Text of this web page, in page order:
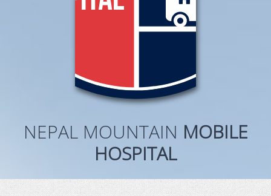
NEPAL MOUNTAIN MOBILE
HOSPITAL